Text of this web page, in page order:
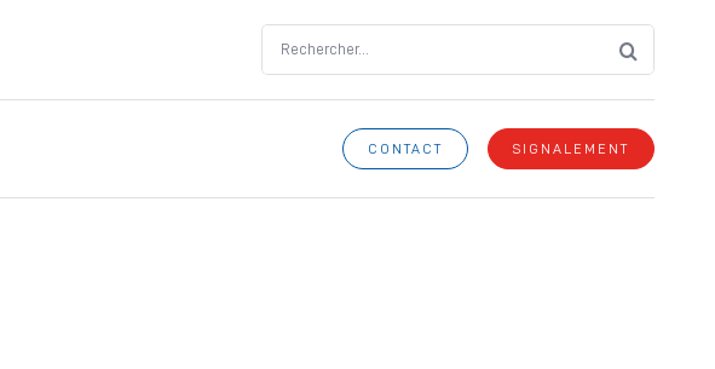
for:
CONTACT SIGNALEMENT